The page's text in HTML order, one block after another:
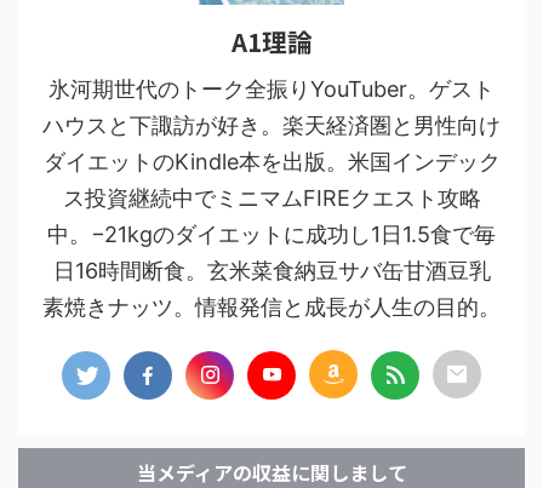
A1理論
氷河期世代のトーク全振りYouTuber。ゲスト
ハウスと下諏訪が好き。楽天経済圏と男性向け
ダイエットのKindle本を出版。米国インデック
ス投資継続中でミニマムFIREクエスト攻略
中。−21kgのダイエットに成功し1日1.5食で毎
日16時間断食。玄米菜食納豆サバ缶甘酒豆乳
素焼きナッツ。情報発信と成長が人生の目的。
当メディアの収益に関しまして